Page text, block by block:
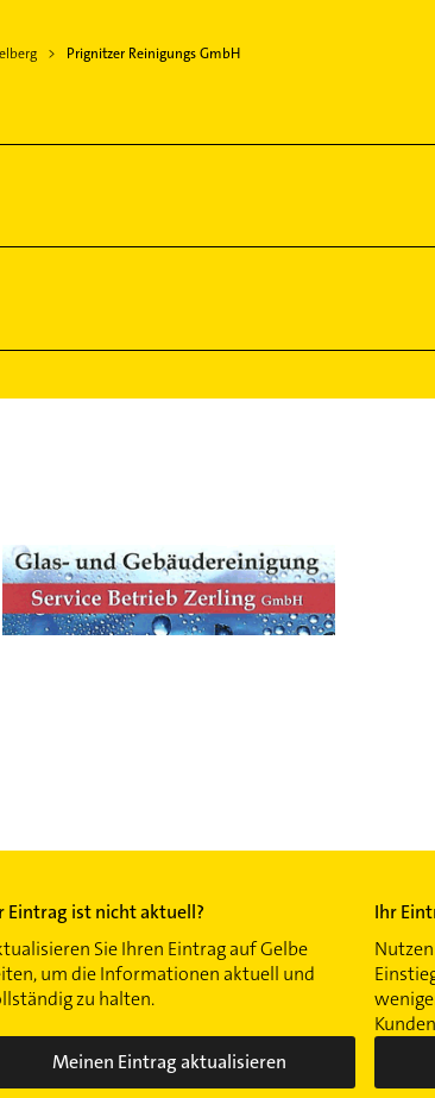
Prignitzer Reinigungs GmbH
Eintrag ist nicht aktuell?
Sie Ihren Eintrag auf Gelbe
um die Informationen aktuell und
zu halten.
Meinen Eintrag aktualisieren
Ihr